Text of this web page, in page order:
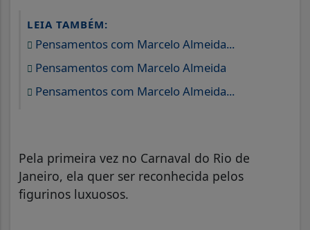
LEIA TAMBÉM:
Pensamentos com Marcelo Almeida...
Pensamentos com Marcelo Almeida
Pensamentos com Marcelo Almeida...
Pela primeira vez no Carnaval do Rio de
Janeiro, ela quer ser reconhecida pelos
figurinos luxuosos.